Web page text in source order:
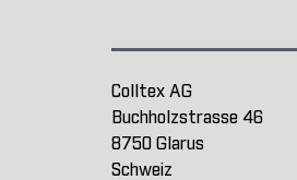
Colltex AG
Buchholzstrasse 46
8750 Glarus
Schweiz